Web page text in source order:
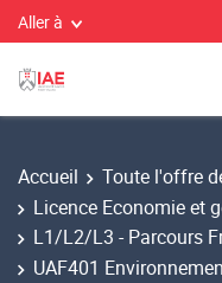
Aller à
Accueil Toute l'offre
Licence Economie et
L1/L2/L3 - Parcours
UAF401